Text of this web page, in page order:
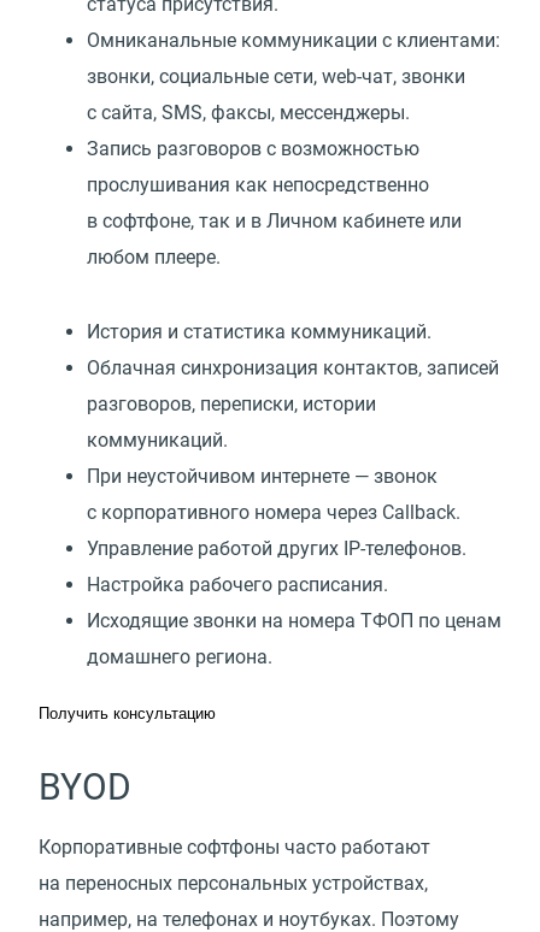
Омниканальные коммуникации с клиентами:
звонки, социальные сети, web-чат, звонки
с сайта, SMS, факсы, мессенджеры.
Запись разговоров с возможностью
прослушивания как непосредственно
в софтфоне, так и в Личном кабинете или
любом плеере.
История и статистика коммуникаций.
Облачная синхронизация контактов, записей
разговоров, переписки, истории
коммуникаций.
При неустойчивом интернете — звонок
с корпоративного номера через Callback.
Управление работой других IP-телефонов.
Настройка рабочего расписания.
Исходящие звонки на номера ТФОП по ценам
домашнего региона.
Получить консультацию
BYOD
Корпоративные софтфоны часто работают
на переносных персональных устройствах,
например, на телефонах и ноутбуках. Поэтому